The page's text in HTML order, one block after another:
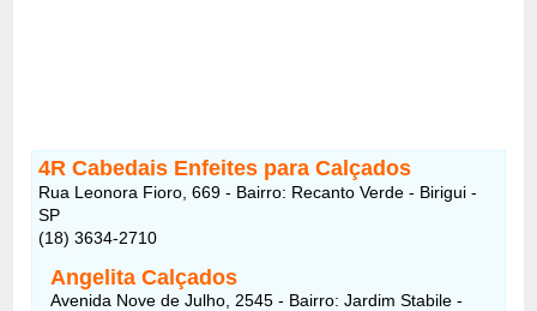
4R Cabedais Enfeites para Calçados
Rua Leonora Fioro, 669 - Bairro: Recanto Verde - Birigui -
SP
(18) 3634-2710
Angelita Calçados
Avenida Nove de Julho, 2545 - Bairro: Jardim Stabile -